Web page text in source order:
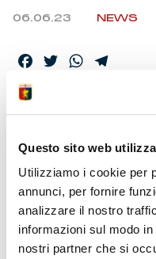
Questo sito web
Utilizziamo i cookie per
annunci, per fornire
analizzare il nostro
informazioni sul modo
nostri partner che si
06.06.23 NEWS
Facebook
TwitterWhatsApp
IL
Consolidare il network
Academy in Liguria,